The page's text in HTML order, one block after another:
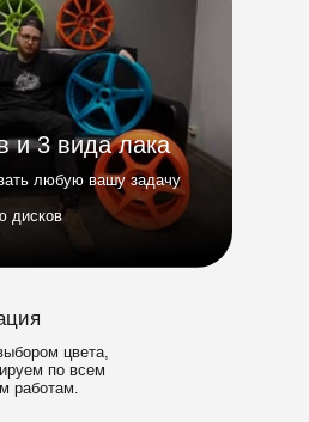
и 3 вида лака
любую вашу задачу
дисков
цвета,
по всем
работам.